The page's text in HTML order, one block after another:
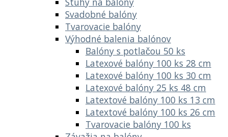
Svadobné balóny
Tvarovacie balóny
Výhodné balenia balónov
Balóny s potlačou 50 ks
Latexové balóny 100 ks 28 cm
Latexové balóny 100 ks 30 cm
Latexové balóny 25 ks 48 cm
Latextové balóny 100 ks 13 cm
Latextové balóny 100 ks 26 cm
Tvarovacie balóny 100 ks